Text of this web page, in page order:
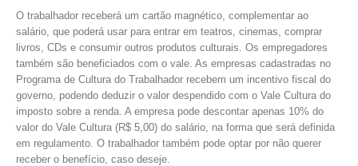
O trabalhador receberá um cartão magnético, complementar ao
salário, que poderá usar para entrar em teatros, cinemas, comprar
livros, CDs e consumir outros produtos culturais. Os empregadores
também são beneficiados com o vale. As empresas cadastradas no
Programa de Cultura do Trabalhador recebem um incentivo fiscal do
governo, podendo deduzir o valor despendido com o Vale Cultura do
imposto sobre a renda. A empresa pode descontar apenas 10% do
valor do Vale Cultura (R$ 5,00) do salário, na forma que será definida
em regulamento. O trabalhador também pode optar por não querer
receber o benefício, caso deseje.